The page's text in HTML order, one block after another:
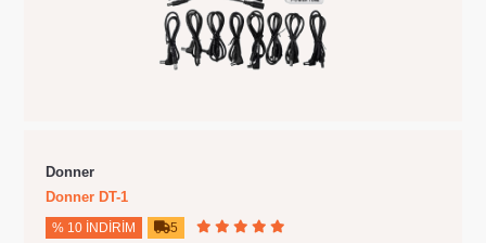
Donner
Donner DT-1
% 10 İNDIRIM 5